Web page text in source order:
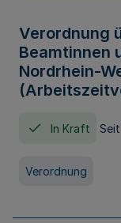
Verordnung
Beamtinnen
Nordrhein-
In Kraft
Verordnung